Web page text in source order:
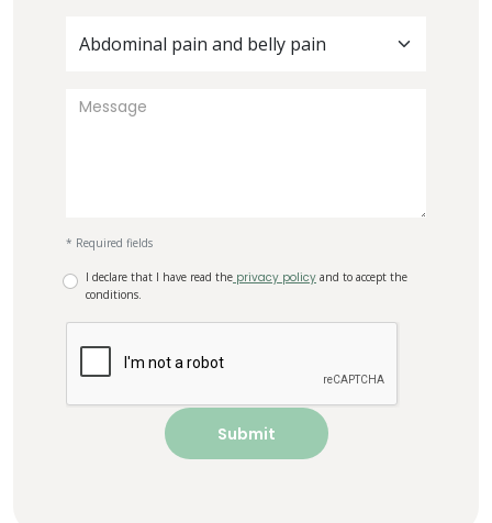
Abdominal pain and belly pain
* Required fields
I declare that I have read the privacy policy and to accept the
conditions.